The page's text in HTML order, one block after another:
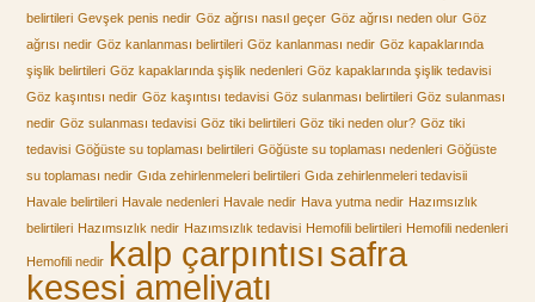
belirtileri Gevşek penis nedir Göz ağrısı nasıl geçer Göz ağrısı neden olur Göz
ağrısı nedir Göz kanlanması belirtileri Göz kanlanması nedir Göz kapaklarında
şişlik belirtileri Göz kapaklarında şişlik nedenleri Göz kapaklarında şişlik tedavisi
Göz kaşıntısı nedir Göz kaşıntısı tedavisi Göz sulanması belirtileri Göz sulanması
nedir Göz sulanması tedavisi Göz tiki belirtileri Göz tiki neden olur? Göz tiki
tedavisi Göğüste su toplaması belirtileri Göğüste su toplaması nedenleri Göğüste
su toplaması nedir Gıda zehirlenmeleri belirtileri Gıda zehirlenmeleri tedavisii
Havale belirtileri Havale nedenleri Havale nedir Hava yutma nedir Hazımsızlık
belirtileri Hazımsızlık nedir Hazımsızlık tedavisi Hemofili belirtileri Hemofili nedenleri
Hemofili nedir kalp çarpıntısı safra
kesesi ameliyatı